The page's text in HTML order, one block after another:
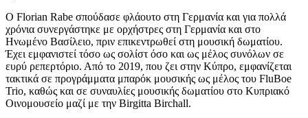
Ο Florian Rabe σπούδασε φλάουτο στη Γερμανία και για πολλά
χρόνια συνεργάστηκε με ορχήστρες στη Γερμανία και στο
Ηνωμένο Βασίλειο, πριν επικεντρωθεί στη μουσική δωματίου.
Έχει εμφανιστεί τόσο ως σολίστ όσο και ως μέλος συνόλων σε
ευρύ ρεπερτόριο. Από το 2019, που ζει στην Κύπρο, εμφανίζεται
τακτικά σε προγράμματα μπαρόκ μουσικής ως μέλος του FluBoe
Trio, καθώς και σε συναυλίες μουσικής δωματίου στο Κυπριακό
Οινομουσείο μαζί με την Birgitta Birchall.